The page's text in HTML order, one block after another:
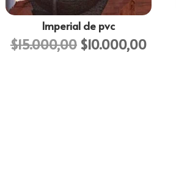
Imperial de pvc
$15.000,00 El
$10.000,00El